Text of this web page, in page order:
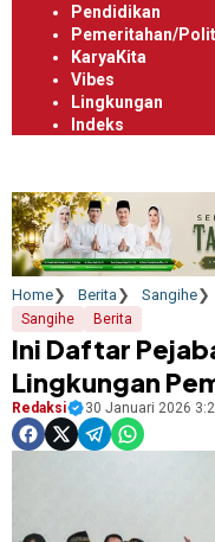
Pendidikan
Pemeritahan/
KaryaKita
Vibes
Lingkungan
Indeks
Home Berita Sangihe
Sangihe Berita
Ini Daftar
Lingkungan
Redaksi 30 Januari 2026